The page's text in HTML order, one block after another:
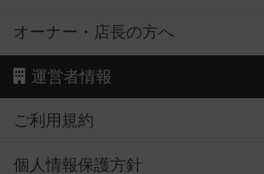
オーナー・店長の方へ
運営者情報
ご利用規約
個人情報保護方針